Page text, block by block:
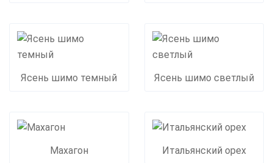
Ясень шимо темный Ясень шимо светлый
Махагон Итальянский орех